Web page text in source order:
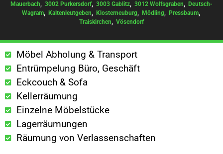
Mauerbach, 3002 Purkersdorf, 3003 Gablitz, 3012 Wolfsgraben, Deutsch-
Wagram, Kaltenleutgeben, Klosterneuburg, Mödling, Pressbaum,
Traiskirchen, Vösendorf
Möbel Abholung & Transport
Entrümpelung Büro, Geschäft
Eckcouch & Sofa
Kellerräumung
Einzelne Möbelstücke
Lagerräumungen
Räumung von Verlassenschaften